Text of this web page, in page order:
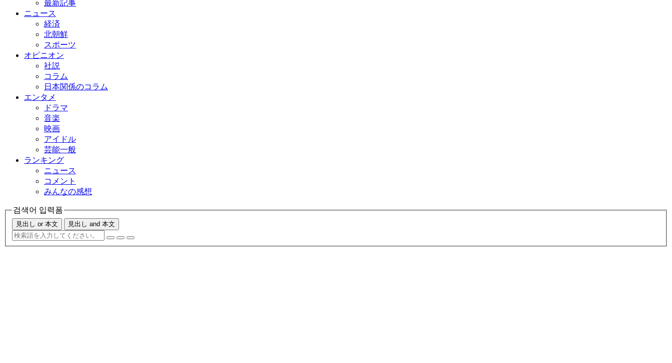
最新記事
ニュース
経済
北朝鮮
スポーツ
オピニオン
社説
コラム
日本関係のコラム
エンタメ
ドラマ
音楽
映画
アイドル
芸能一般
ランキング
ニュース
コメント
みんなの感想
검색어 입력폼
見出し or 本文 見出し and 本文